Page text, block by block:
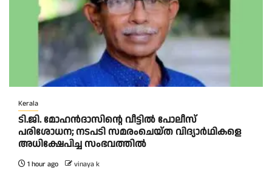
Kerala
ടി.ജി. മോഹൻദാസിന്റെ വീട്ടിൽ പോലീസ്
പരിശോധന; നടപടി സമരംചെയ്ത വിദ്യാർഥികളെ
അധിക്ഷേപിച്ച സംഭവത്തിൽ
1 hour ago vinaya k